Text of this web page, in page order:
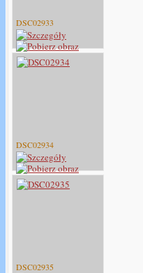
DSC02933
DSC02934
DSC02935